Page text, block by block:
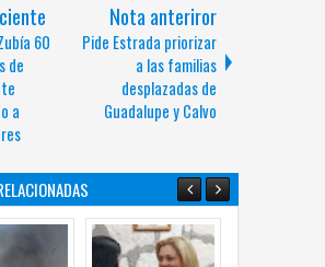
60
de
a
Nota anteriror
Pide Estrada priorizar
a las familias
desplazadas de
Guadalupe y Calvo